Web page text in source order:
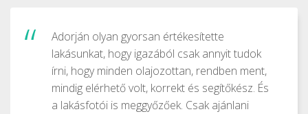
Adorján olyan gyorsan értékesítette
lakásunkat, hogy igazából csak annyit tudok
írni, hogy minden olajozottan, rendben ment,
mindig elérhető volt, korrekt és segítőkész. És
a lakásfotói is meggyőzőek. Csak ajánlani